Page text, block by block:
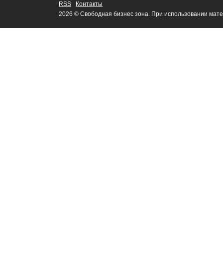
RSS
Контакты
2026 © Свободная бизнес зона. При использовании